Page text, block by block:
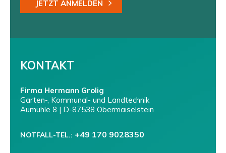
JETZT ANMELDEN
KONTAKT
Firma Hermann Grolig
Garten-, Kommunal- und Landtechnik
Aumühle 8 | D-87538 Obermaiselstein
NOTFALL-TEL.: +49 170 9028350